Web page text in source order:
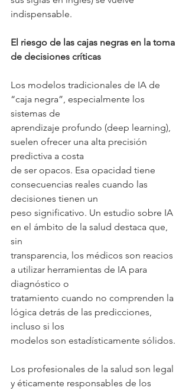
indispensable.
El riesgo de las cajas negras en la toma
de decisiones críticas
Los modelos tradicionales de IA de
“caja negra”, especialmente los
sistemas de
aprendizaje profundo (deep learning),
suelen ofrecer una alta precisión
predictiva a costa
de ser opacos. Esa opacidad tiene
consecuencias reales cuando las
decisiones tienen un
peso significativo. Un estudio sobre IA
en el ámbito de la salud destaca que,
sin
transparencia, los médicos son reacios
a utilizar herramientas de IA para
diagnóstico o
tratamiento cuando no comprenden la
lógica detrás de las predicciones,
incluso si los
modelos son estadísticamente sólidos.
Los profesionales de la salud son legal
y éticamente responsables de los